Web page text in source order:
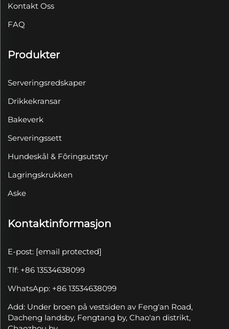
Kontakt Oss
FAQ
Produkter
Serveringsredskaper
Drikkekransar
Bakeverk
Serveringssett
Hundeskål & Fôringsutstyr
Lagringskrukken
Aske
Kontaktinformasjon
E-post: [email protected]
Tlf: +86 13534638099
WhatsApp: +86 13534638099
Add: Under broen på vestsiden av Feng'an Road,
Dacheng landsby, Fengtang by, Chao'an distrikt,